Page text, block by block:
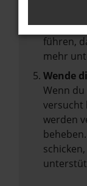
führen,
mehr
Wende
Wenn
versucht
werden